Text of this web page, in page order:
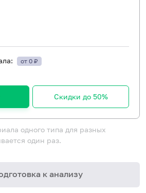
от 0 ₽
Скидки до 50%
одного типа для разных
один раз.
к анализу